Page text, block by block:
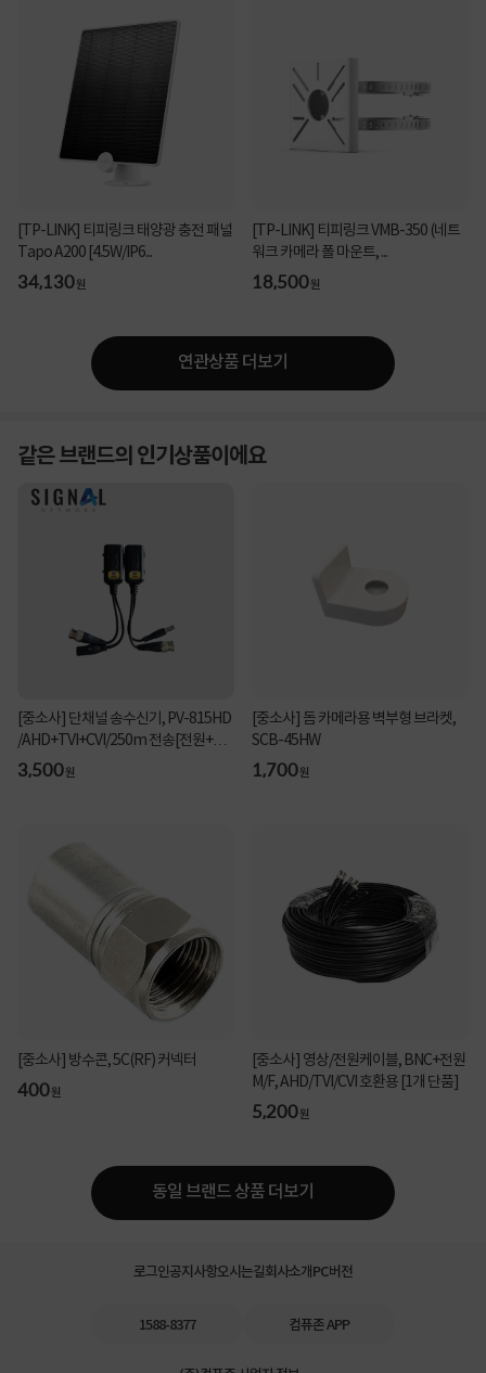
[TP-LINK] 티피링크 태양광 충전 패널
Tapo A200 [4.5W/IP6...
34,130원
[TP-LINK] 티피링크 VMB-350 (네트
워크 카메라 폴 마운트, ...
18,500원
연관상품 더보기
같은 브랜드의 인기상품이에요
[중소사] 단채널 송수신기, PV-815HD
/AHD+TVI+CVI/250m 전송[전원+영
3,500원
[중소사] 돔 카메라용 벽부형 브라켓,
SCB-45HW
1,700원
[중소사] 방수콘, 5C(RF) 커넥터
400원
[중소사] 영상/전원케이블, BNC+전원
M/F, AHD/TVI/CVI 호환용 [1개 단품]
5,200원
동일 브랜드 상품 더보기
로그인공지사항오시는길회사소개PC버전
1588-8377 컴퓨존 APP